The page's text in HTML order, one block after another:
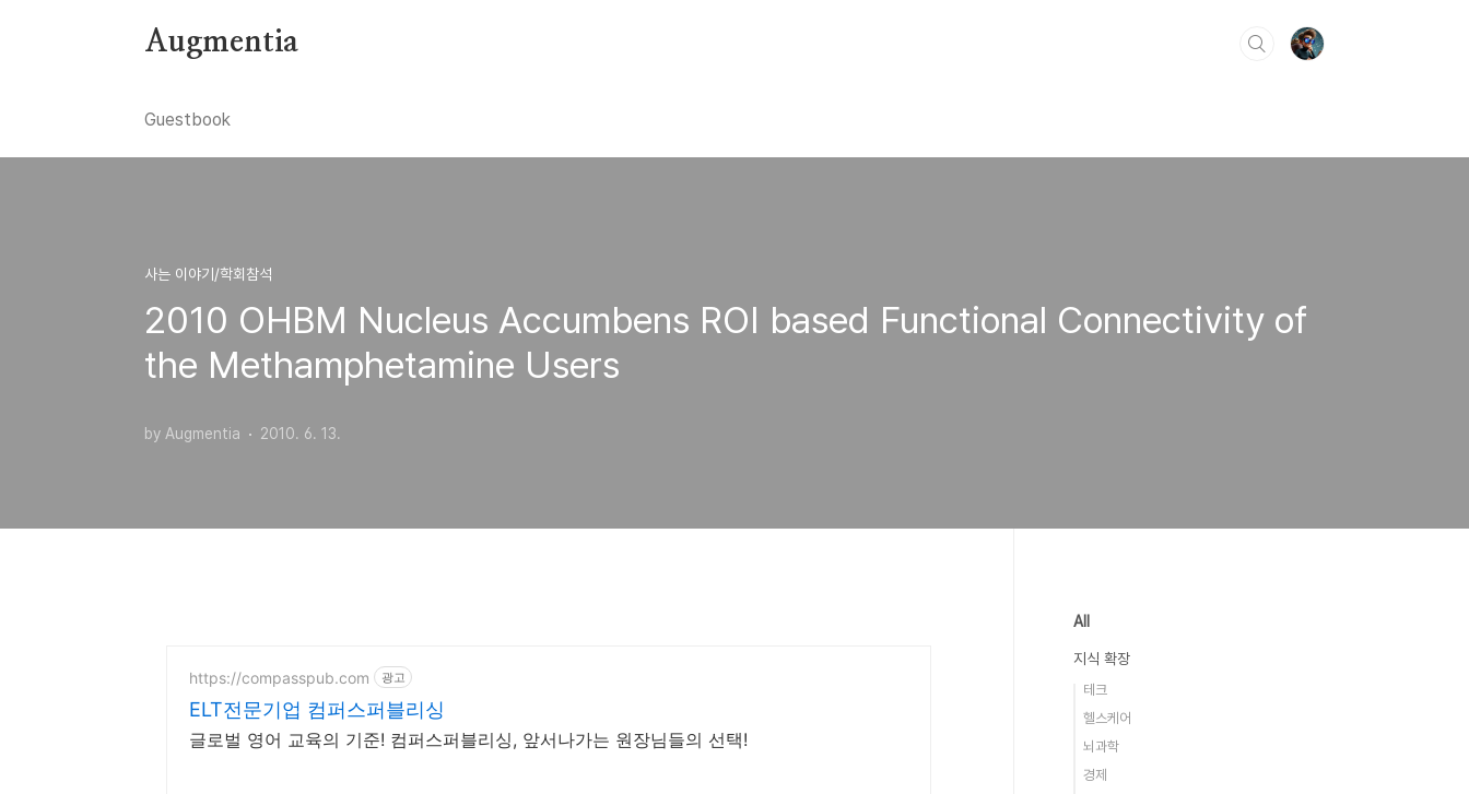
Augmentia
Guestbook
사는 이야기/학회참석
2010 OHBM Nucleus Accumbens ROI based Functional Connectivity of
the Methamphetamine Users
by Augmentia 2010. 6. 13.
https://compasspub.com 광고
ELT전문기업 컴퍼스퍼블리싱
글로벌 영어 교육의 기준! 컴퍼스퍼블리싱, 앞서나가는 원장님들의 선택!
All
지식 확장
테크
헬스케어
뇌과학
경제